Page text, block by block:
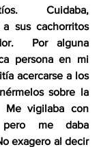
Cuidaba,
sus cachorritos
Por alguna
persona en mi
acercarse a los
sobre la
Me vigilaba con
pero me daba
exagero al decir